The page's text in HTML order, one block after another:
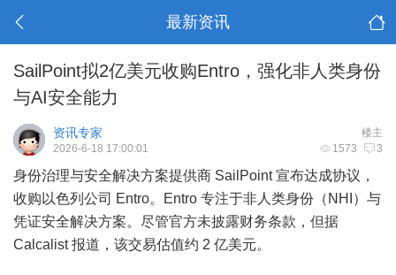
最新资讯
SailPoint拟2亿美元收购Entro，强化非人类身份
与AI安全能力
楼主
资讯专家
1573 3
2026-6-18 17:00:01
身份治理与安全解决方案提供商 SailPoint 宣布达成协议，
收购以色列公司 Entro。Entro 专注于非人类身份（NHI）与
凭证安全解决方案。尽管官方未披露财务条款，但据
Calcalist 报道，该交易估值约 2 亿美元。